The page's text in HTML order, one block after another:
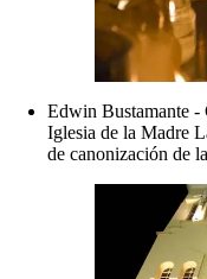
Edwin Bustamante -
Iglesia de la Madre
de canonización de